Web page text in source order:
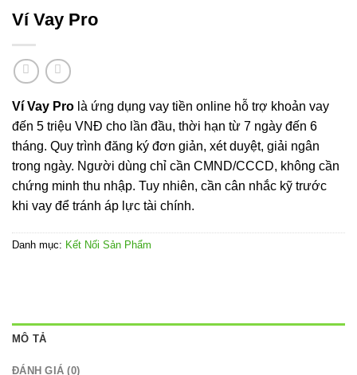
Ví Vay Pro
Ví Vay Pro là ứng dụng vay tiền online hỗ trợ khoản vay
đến 5 triệu VNĐ cho lần đầu, thời hạn từ 7 ngày đến 6
tháng. Quy trình đăng ký đơn giản, xét duyệt, giải ngân
trong ngày. Người dùng chỉ cần CMND/CCCD, không cần
chứng minh thu nhập. Tuy nhiên, cần cân nhắc kỹ trước
khi vay để tránh áp lực tài chính.
Danh mục: Kết Nối Sản Phẩm
MÔ TẢ
ĐÁNH GIÁ (0)